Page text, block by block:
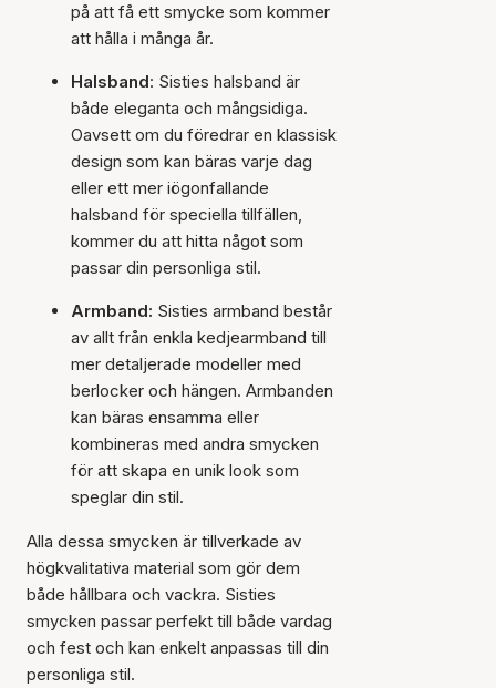
på att få ett smycke som kommer
att hålla i många år.
Halsband: Sisties halsband är
både eleganta och mångsidiga.
Oavsett om du föredrar en klassisk
design som kan bäras varje dag
eller ett mer iögonfallande
halsband för speciella tillfällen,
kommer du att hitta något som
passar din personliga stil.
Armband: Sisties armband består
av allt från enkla kedjearmband till
mer detaljerade modeller med
berlocker och hängen. Armbanden
kan bäras ensamma eller
kombineras med andra smycken
för att skapa en unik look som
speglar din stil.
Alla dessa smycken är tillverkade av
högkvalitativa material som gör dem
både hållbara och vackra. Sisties
smycken passar perfekt till både vardag
och fest och kan enkelt anpassas till din
personliga stil.